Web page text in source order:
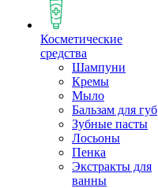
Косметические
средства
Шампуни
Кремы
Мыло
Бальзам для губ
Зубные пасты
Лосьоны
Пенка
Экстракты для
ванны